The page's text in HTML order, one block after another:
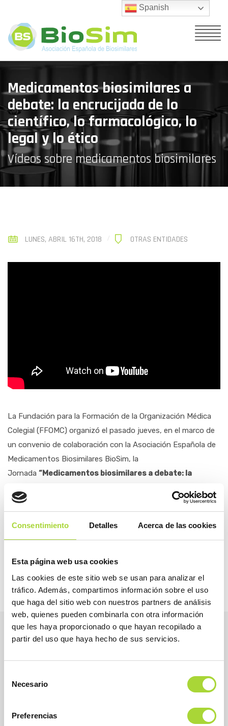
Consentimiento Detalles Acerca de las cookies
Esta página web usa cookies
Las cookies de este sitio web se usan para analizar el
tráfico. Además, compartimos información sobre el uso
que haga del sitio web con nuestros partners de análisis
web, quienes pueden combinarla con otra información
que les haya proporcionado o que hayan recopilado a
partir del uso que haya hecho de sus servicios.
Necesario
Preferencias
Medicamentos biosimilares a
debate: la encrucijada de lo
científico, lo farmacológico, lo
legal y lo ético
Vídeos sobre medicamentos biosimilares
LUNES, ABRIL 16TH, 2018 OTRAS ENTIDADES
La Fundación para la Formación de la Organización Médica
Colegial (FFOMC) organizó el pasado jueves, en el marco de
un convenio de colaboración con la Asociación Española de
Medicamentos Biosimilares BioSim, la
Jornada “Medicamentos biosimilares a debate: la
lo ético
. En ella, los expertos participantes pusieron en
permiten fomentar la sostenibilidad del sistema sanitario
medicamentos biológicos a un coste asequible
Spanish